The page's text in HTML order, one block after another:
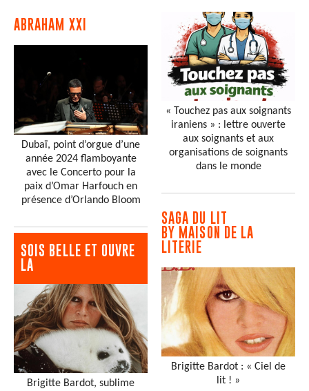
ABRAHAM XXI
Dubaï, point d’orgue d’une
année 2024 flamboyante
avec le Concerto pour la
paix d’Omar Harfouch en
présence d’Orlando Bloom
SOIS BELLE ET OUVRE
LA
Brigitte Bardot, sublime
« Touchez pas aux soignants
iraniens » : lettre ouverte
aux soignants et aux
organisations de soignants
dans le monde
SAGA DU LIT
BY MAISON DE LA
LITERIE
Brigitte Bardot : « Ciel de
lit ! »